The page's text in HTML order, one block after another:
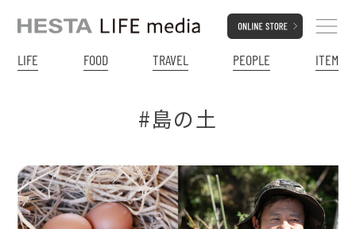
LIFE FOOD TRAVEL PEOPLE ITEM
#島の土